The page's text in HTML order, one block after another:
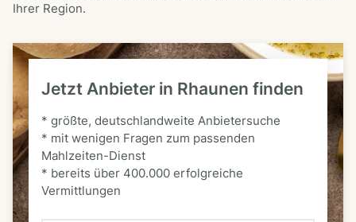
Ihrer Region.
Jetzt Anbieter in Rhaunen finden
* größte, deutschlandweite Anbietersuche
* mit wenigen Fragen zum passenden
Mahlzeiten-Dienst
* bereits über 400.000 erfolgreiche
Vermittlungen